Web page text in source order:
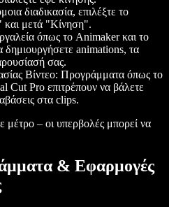
διαδικασία, επιλέξτε το
και μετά "Κίνηση".
όπως το Animaker και το
animations, τα
σας.
Βίντεο: Προγράμματα όπως το
Cut Pro επιτρέπουν να βάλετε
στα clips.
μέτρο – οι υπερβολές μπορεί να
& Εφαρμογές